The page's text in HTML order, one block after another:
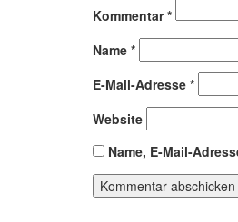
Kommentar*
Name *
E-Mail-Adresse *
Website
Name, E-Mail-